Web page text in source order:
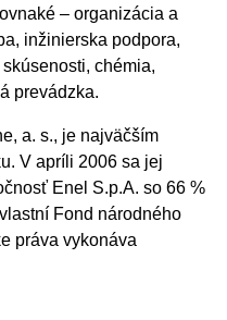
– organizácia a
inžinierska podpora,
chémia,
prevádzka.
a. s., je najväčším
V apríli 2006 sa jej
Enel S.p.A. so 66 %
Fond národného
práva vykonáva